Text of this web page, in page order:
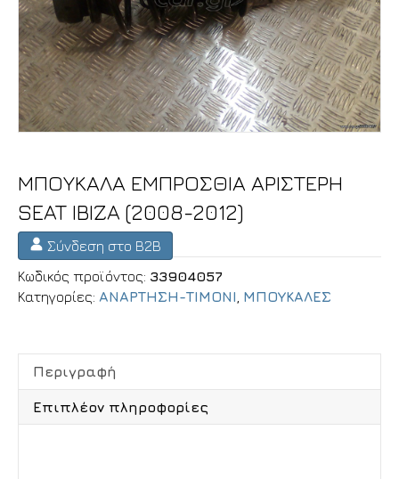
ΜΠΟΥΚΑΛΑ ΕΜΠΡΟΣΘΙΑ ΑΡΙΣΤΕΡΗ
SEAT IBIZA (2008-2012)
Σύνδεση στο B2B
Κωδικός προϊόντος: 33904057
Κατηγορίες: ΑΝΑΡΤΗΣΗ-ΤΙΜΟΝΙ ΜΠΟΥΚΑΛΕΣ
Περιγραφή
Επιπλέον πληροφορίες